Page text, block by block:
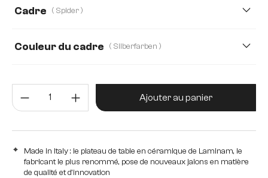
Cadre ( Spider )
Couleur du cadre ( Silberfarben )
Quantité de produit : Entrez la
Ajouter au panier
Made in Italy : le plateau de table en céramique de Laminam, le
fabricant le plus renommé, pose de nouveaux jalons en matière
de qualité et d'innovation